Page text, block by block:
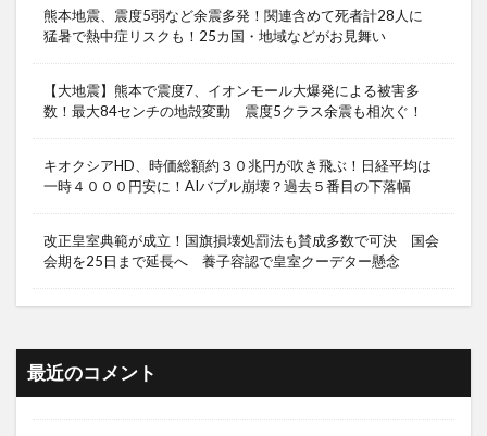
熊本地震、震度5弱など余震多発！関連含めて死者計28人に
猛暑で熱中症リスクも！25カ国・地域などがお見舞い
【大地震】熊本で震度7、イオンモール大爆発による被害多
数！最大84センチの地殻変動 震度5クラス余震も相次ぐ！
キオクシアHD、時価総額約３０兆円が吹き飛ぶ！日経平均は
一時４０００円安に！AIバブル崩壊？過去５番目の下落幅
改正皇室典範が成立！国旗損壊処罰法も賛成多数で可決 国会
会期を25日まで延長へ 養子容認で皇室クーデター懸念
最近のコメント